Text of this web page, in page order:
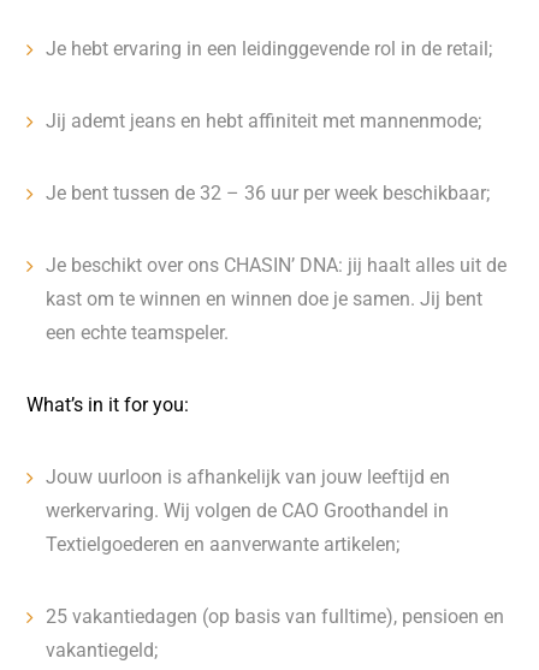
Je hebt ervaring in een leidinggevende rol in de retail;
Jij ademt jeans en hebt affiniteit met mannenmode;
Je bent tussen de 32 – 36 uur per week beschikbaar;
Je beschikt over ons CHASIN’ DNA: jij haalt alles uit de
kast om te winnen en winnen doe je samen. Jij bent
een echte teamspeler.
What’s in it for you:
Jouw uurloon is afhankelijk van jouw leeftijd en
werkervaring. Wij volgen de CAO Groothandel in
Textielgoederen en aanverwante artikelen;
25 vakantiedagen (op basis van fulltime), pensioen en
vakantiegeld;